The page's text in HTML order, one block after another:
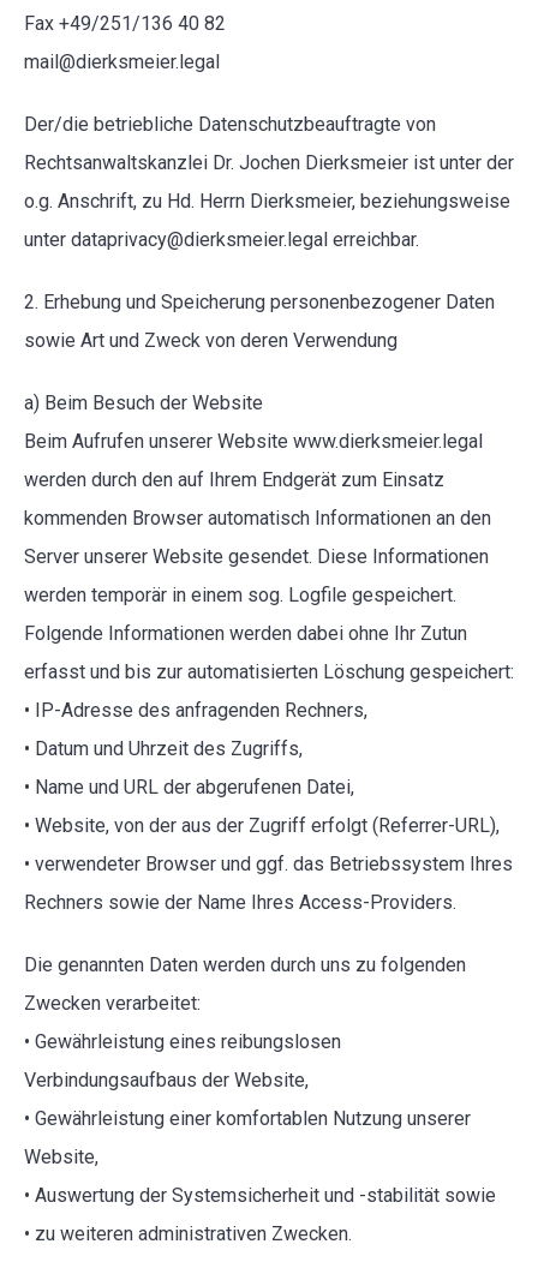
Fax +49/251/136 40 82
mail@dierksmeier.legal
Der/die betriebliche Datenschutzbeauftragte von
Rechtsanwaltskanzlei Dr. Jochen Dierksmeier ist unter der
o.g. Anschrift, zu Hd. Herrn Dierksmeier, beziehungsweise
unter dataprivacy@dierksmeier.legal erreichbar.
2. Erhebung und Speicherung personenbezogener Daten
sowie Art und Zweck von deren Verwendung
a) Beim Besuch der Website
Beim Aufrufen unserer Website www.dierksmeier.legal
werden durch den auf Ihrem Endgerät zum Einsatz
kommenden Browser automatisch Informationen an den
Server unserer Website gesendet. Diese Informationen
werden temporär in einem sog. Logfile gespeichert.
Folgende Informationen werden dabei ohne Ihr Zutun
erfasst und bis zur automatisierten Löschung gespeichert:
• IP-Adresse des anfragenden Rechners,
• Datum und Uhrzeit des Zugriffs,
• Name und URL der abgerufenen Datei,
• Website, von der aus der Zugriff erfolgt (Referrer-URL),
• verwendeter Browser und ggf. das Betriebssystem Ihres
Rechners sowie der Name Ihres Access-Providers.
Die genannten Daten werden durch uns zu folgenden
Zwecken verarbeitet:
• Gewährleistung eines reibungslosen
Verbindungsaufbaus der Website,
• Gewährleistung einer komfortablen Nutzung unserer
Website,
• Auswertung der Systemsicherheit und -stabilität sowie
• zu weiteren administrativen Zwecken.